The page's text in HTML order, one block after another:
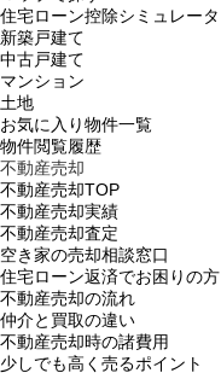
住宅ローン控除シミュレータ
新築戸建て
中古戸建て
マンション
土地
お気に入り物件一覧
物件閲覧履歴
不動産売却
不動産売却TOP
不動産売却実績
不動産売却査定
空き家の売却相談窓口
住宅ローン返済でお困りの方
不動産売却の流れ
仲介と買取の違い
不動産売却時の諸費用
少しでも高く売るポイント